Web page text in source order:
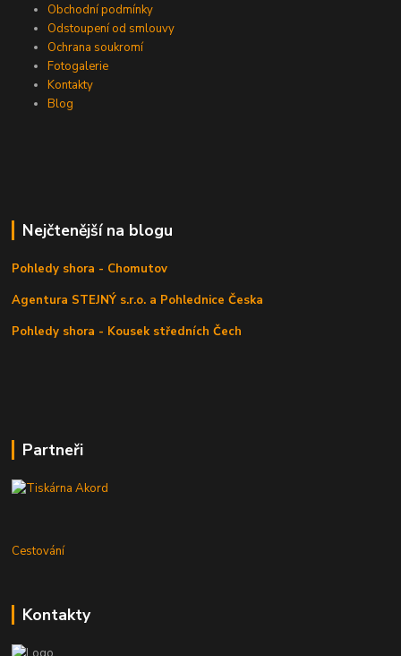
Obchodní podmínky
Odstoupení od smlouvy
Ochrana soukromí
Fotogalerie
Kontakty
Blog
Nejčtenější na blogu
Pohledy shora - Chomutov
Agentura STEJNÝ s.r.o. a Pohlednice Česka
Pohledy shora - Kousek středních Čech
Partneři
Cestování
Kontakty